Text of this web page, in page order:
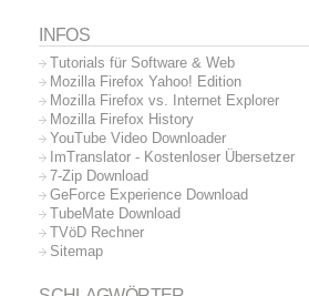
INFOS
Tutorials für Software & Web
Mozilla Firefox Yahoo! Edition
Mozilla Firefox vs. Internet Explorer
Mozilla Firefox History
YouTube Video Downloader
ImTranslator - Kostenloser Übersetzer
7-Zip Download
GeForce Experience Download
TubeMate Download
TVöD Rechner
Sitemap